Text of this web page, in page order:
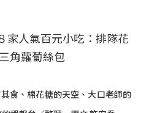
食 、棉花糖的天空 、大口老師的